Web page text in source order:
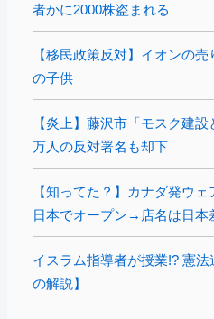
者かに2000株盗まれる
【移民政策反対】イオンの
の子供
【炎上】藤沢市「モスク建
万人の反対署名も却下
【知ってた？】カナダ発ウ
日本でオープン→店名は日本
イスラム指導者が授業!? 憲
の解説】